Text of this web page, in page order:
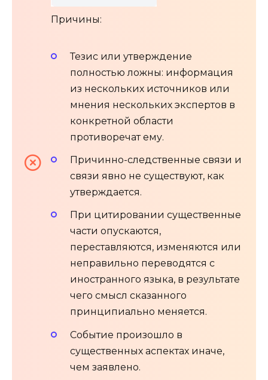
Причины:
Тезис или утверждение
полностью ложны: информация
из нескольких источников или
мнения нескольких экспертов в
конкретной области
противоречат ему.
Причинно-следственные связи и
связи явно не существуют, как
утверждается.
При цитировании существенные
части опускаются,
переставляются, изменяются или
неправильно переводятся с
иностранного языка, в результате
чего смысл сказанного
принципиально меняется.
Событие произошло в
существенных аспектах иначе,
чем заявлено.